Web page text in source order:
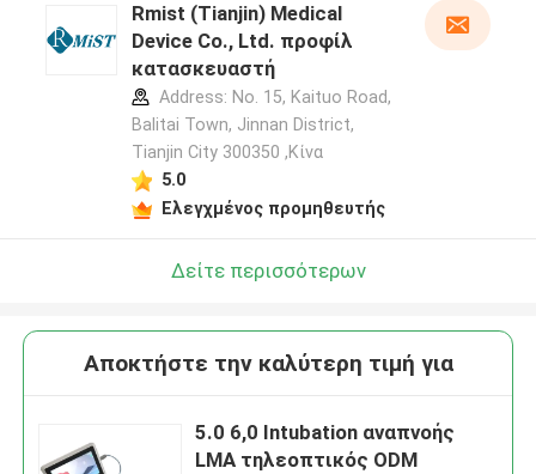
Rmist (Tianjin) Medical
Device Co., Ltd. προφίλ
κατασκευαστή
Address: No. 15, Kaituo Road,
Balitai Town, Jinnan District,
Tianjin City 300350 ,Κίνα
5.0
Ελεγχμένος προμηθευτής
Δείτε περισσότερων
Αποκτήστε την καλύτερη τιμή για
5.0 6,0 Intubation αναπνοής
LMA τηλεοπτικός ODM